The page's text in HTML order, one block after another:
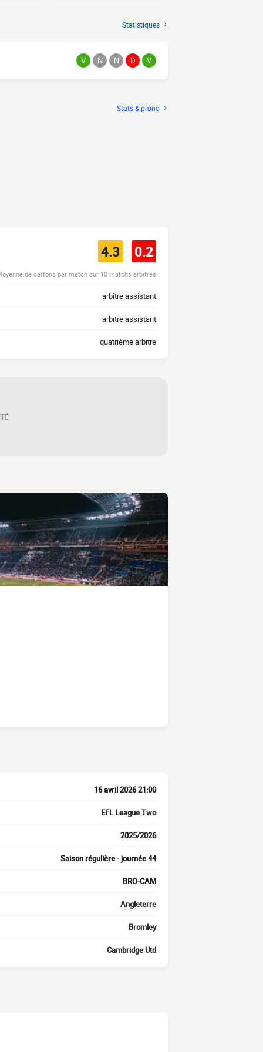
Statistiques
V N N D V
Stats & prono
4.3 0.2
de cartons par match sur 10 matchs arbitrés
arbitre assistant
arbitre assistant
quatrième arbitre
16 avril 2026 21:00
EFL League Two
2025/2026
Saison régulière - journée 44
BRO-CAM
Angleterre
Bromley
Cambridge Utd